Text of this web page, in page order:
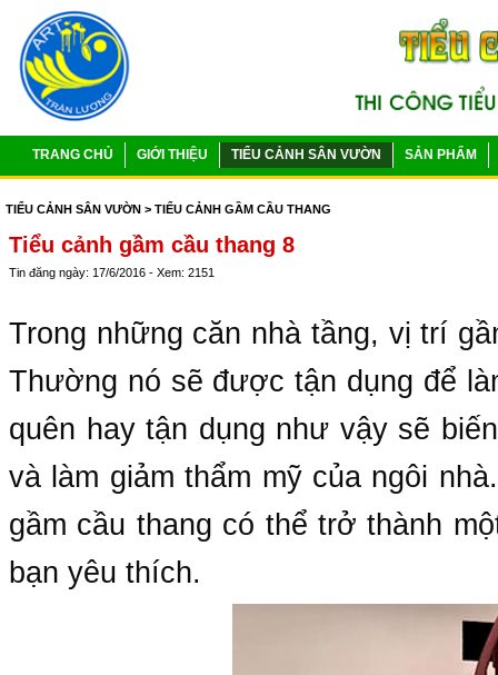
TRANG CHỦ GIỚI THIỆU TIỂU CẢNH SÂN VƯỜN SẢN PHẨM
TIỂU CẢNH SÂN VƯỜN > TIỂU CẢNH GẦM CẦU THANG
Tiểu cảnh gầm cầu thang 8
Tin đăng ngày: 17/6/2016 - Xem: 2151
Trong những căn nhà tầng, vị trí
Thường nó sẽ được tận dụng để
quên hay tận dụng như vậy sẽ
và làm giảm thẩm mỹ của ngôi
gầm cầu thang có thể trở thành
bạn yêu thích.